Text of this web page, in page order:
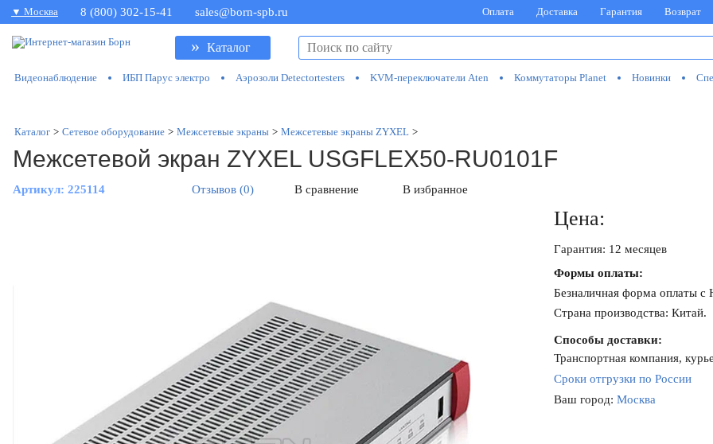
▼ Москва 8 (800) 302-15-41 sales@born-spb.ru Оплата Доставка Гарантия Возврат
» Каталог
Видеонаблюдение ИБП Парус электро Аэрозоли Detectortesters KVM-переключатели Aten Коммутаторы Planet Новинки
Каталог > Сетевое оборудование > Межсетевые экраны > Межсетевые экраны ZYXEL >
Межсетевой экран ZYXEL USGFLEX50-RU0101F
Артикул: 225114 Отзывов (0) В сравнение В избранное
Цена:
Гарантия: 12 месяцев
Формы оплаты:
Безналичная форма оплаты
Страна производства: Китай.
Способы доставки:
Транспортная компания,
Сроки отгрузки по России
Ваш город: Москва